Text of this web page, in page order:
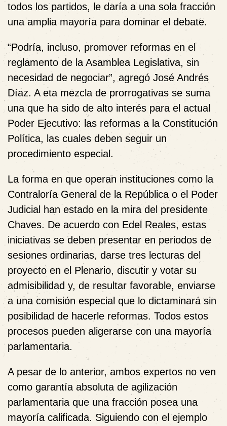
todos los partidos, le daría a una sola fracción
una amplia mayoría para dominar el debate.
“Podría, incluso, promover reformas en el
reglamento de la Asamblea Legislativa, sin
necesidad de negociar”, agregó José Andrés
Díaz. A eta mezcla de prorrogativas se suma
una que ha sido de alto interés para el actual
Poder Ejecutivo: las reformas a la Constitución
Política, las cuales deben seguir un
procedimiento especial.
La forma en que operan instituciones como la
Contraloría General de la República o el Poder
Judicial han estado en la mira del presidente
Chaves. De acuerdo con Edel Reales, estas
iniciativas se deben presentar en periodos de
sesiones ordinarias, darse tres lecturas del
proyecto en el Plenario, discutir y votar su
admisibilidad y, de resultar favorable, enviarse
a una comisión especial que lo dictaminará sin
posibilidad de hacerle reformas. Todos estos
procesos pueden aligerarse con una mayoría
parlamentaria.
A pesar de lo anterior, ambos expertos no ven
como garantía absoluta de agilización
parlamentaria que una fracción posea una
mayoría calificada. Siguiendo con el ejemplo